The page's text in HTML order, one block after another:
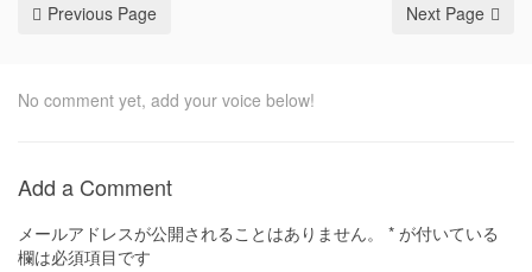
Previous Page Next Page
No comment yet, add your voice below!
Add a Comment
メールアドレスが公開されることはありません。 * が付いている
欄は必須項目です